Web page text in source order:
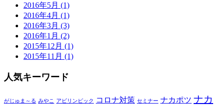
2016年5月 (1)
2016年4月 (1)
2016年3月 (3)
2016年1月 (2)
2015年12月 (1)
2015年11月 (1)
人気キーワード
がじゅま～る みやこ アビリンピック コロナ対策 セミナー ナカポツ ナカ